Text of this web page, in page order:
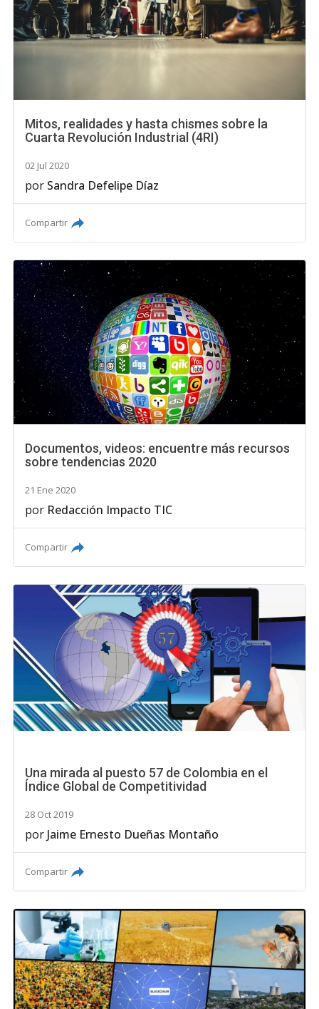
Mitos, realidades y hasta chismes sobre la
Cuarta Revolución Industrial (4RI)
02 Jul 2020
por Sandra Defelipe Díaz
Compartir
Documentos, videos: encuentre más recursos
sobre tendencias 2020
21 Ene 2020
por Redacción Impacto TIC
Compartir
Una mirada al puesto 57 de Colombia en el
Índice Global de Competitividad
28 Oct 2019
por Jaime Ernesto Dueñas Montaño
Compartir